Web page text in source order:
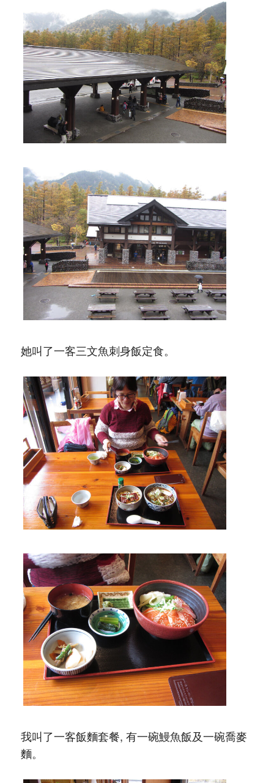
她叫了一客三文魚刺身飯定食。
我叫了一客飯麵套餐, 有一碗鰻魚飯及一碗喬麥
麵。